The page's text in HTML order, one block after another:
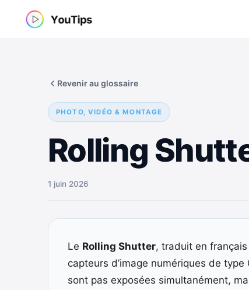
PHOTO, VIDÉO & MONTAGE
Rolling
Revenir au glossaire
1 juin 2026
Le Rolling Shutter, traduit en
capteurs d’image numériques de
sont pas exposées simultanément,